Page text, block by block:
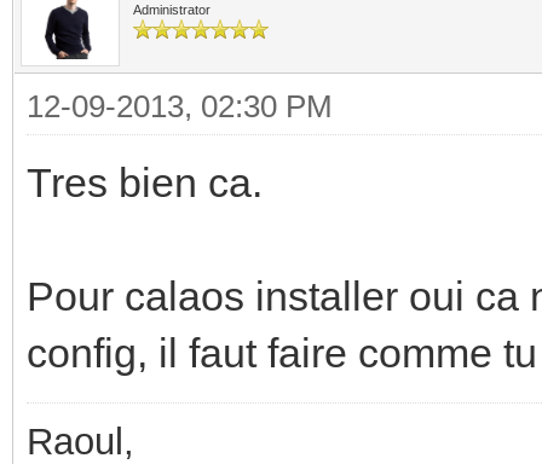
Administrator
12-09-2013, 02:30 PM
Tres bien ca.
Pour calaos installer oui ca
config, il faut faire comme
Raoul,